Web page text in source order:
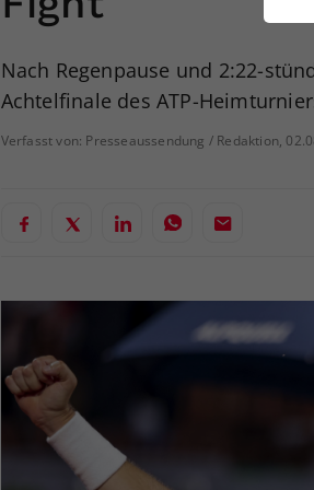
Nach Regenpause und 2:22-
Achtelfinale des ATP-
Verfasst von: Presseaussendung / Redaktion,